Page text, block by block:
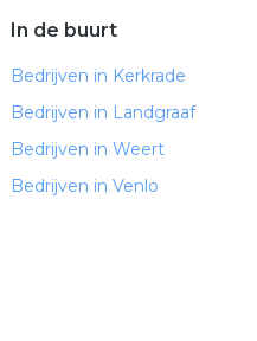
In de buurt
Bedrijven in Kerkrade
Bedrijven in Landgraaf
Bedrijven in Weert
Bedrijven in Venlo